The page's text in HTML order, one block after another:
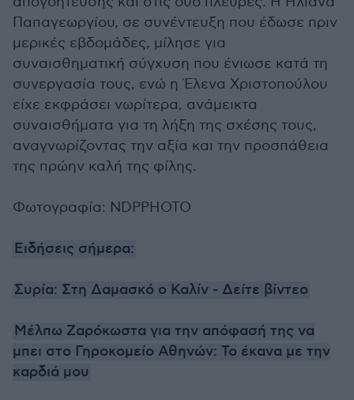
Παπαγεωργίου, σε συνέντευξη που έδωσε πριν
μερικές εβδομάδες, μίλησε για
συναισθηματική σύγχυση που ένιωσε κατά τη
συνεργασία τους, ενώ η Έλενα Χριστοπούλου
είχε εκφράσει νωρίτερα, ανάμεικτα
συναισθήματα για τη λήξη της σχέσης τους,
αναγνωρίζοντας την αξία και την προσπάθεια
της πρώην καλή της φίλης.
Φωτογραφία: NDPPHOTO
Ειδήσεις σήμερα:
Συρία: Στη Δαμασκό ο Καλίν - Δείτε βίντεο
Μέλπω Ζαρόκωστα για την απόφασή της να
μπει στο Γηροκομείο Αθηνών: Το έκανα με την
καρδιά μου